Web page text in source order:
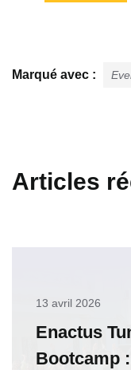
Marqué avec :
Articles
13 avril 2026
Enactus
Bootcamp